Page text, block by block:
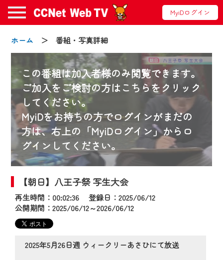
MyiDログイン
ホーム ＞ 番組・写真詳細
この番組は加入者様のみ閲覧できます。
ご加入をご検討の方はこちらをクリック
してください。
MyiDをお持ちの方でログインがまだの
方は、右上の「MyiDログイン」からロ
グインしてください。
【朝日】八王子祭 写生大会
再生時間：00:02:36 登録日：2025/06/12
公開期間：2025/06/12～2026/06/12
2025年5月26日週 ウィークリーあさひにて放送
お知らせ
2024/09/02
動画配信サービス『CCNet Web TV』は2024
年9月24日からリニューアルします！
【変更点】
◆デザイン変更により、お住まいの地域
の動画コンテンツが一目瞭然。
◆当社アプリやＰＣブラウザから、いつ
でも・どこでも・外出先でも！